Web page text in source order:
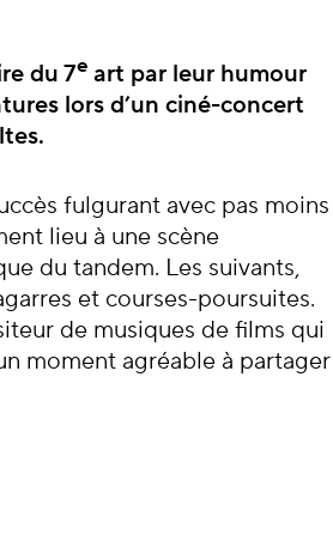
du 7e art par leur humour
lors d’un ciné-concert
fulgurant avec pas moins
lieu à une scène
du tandem. Les suivants,
et courses-poursuites.
de musiques de films qui
moment agréable à partager